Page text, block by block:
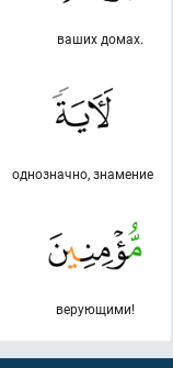
ваших домах.
однозначно, знамение
верующими!